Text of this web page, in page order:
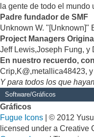
la gente de todo el mundo
Padre fundador de SMF
Unknown W. "[Unknown]"
Project Managers
Jeff Lewis,Joseph Fung, y
En nuestro recuerdo,
Crip,K@,metallica48423,
Y para todos los que
Software/Gráficos
Gráficos
Fugue Icons | © 2012
licensed under a Creative